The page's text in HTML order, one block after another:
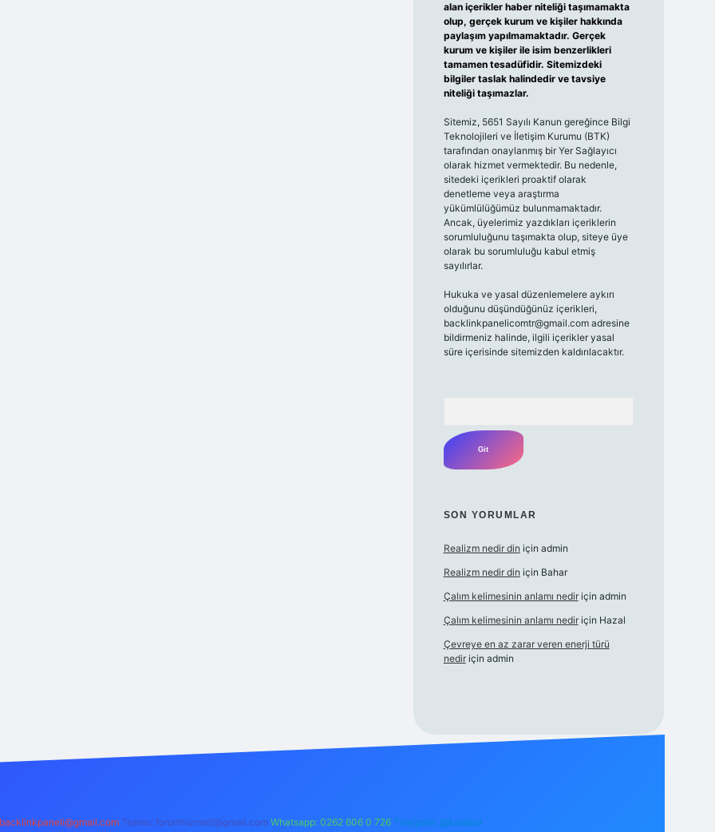
alan içerikler haber niteliği taşımamakta
olup, gerçek kurum ve kişiler hakkında
paylaşım yapılmamaktadır. Gerçek
kurum ve kişiler ile isim benzerlikleri
tamamen tesadüfidir. Sitemizdeki
bilgiler taslak halindedir ve tavsiye
niteliği taşımazlar.
Sitemiz, 5651 Sayılı Kanun gereğince Bilgi
Teknolojileri ve İletişim Kurumu (BTK)
tarafından onaylanmış bir Yer Sağlayıcı
olarak hizmet vermektedir. Bu nedenle,
sitedeki içerikleri proaktif olarak
denetleme veya araştırma
yükümlülüğümüz bulunmamaktadır.
Ancak, üyelerimiz yazdıkları içeriklerin
sorumluluğunu taşımakta olup, siteye üye
olarak bu sorumluluğu kabul etmiş
sayılırlar.
Hukuka ve yasal düzenlemelere aykırı
olduğunu düşündüğünüz içerikleri,
backlinkpanelicomtr@gmail.comadresine
bildirmeniz halinde, ilgili içerikler yasal
süre içerisinde sitemizden kaldırılacaktır.
SON YORUMLAR
Realizm nedir din için admin
Realizm nedir din için Bahar
Çalım kelimesinin anlamı nediriçin admin
Çalım kelimesinin anlamı nediriçin Hazal
Çevreye en az zarar veren enerji türü
nediriçin admin
backlinkpaneli@gmail.com Teams: forumhizmeti@gmail.com Whatsapp: 0262 606 0 726 Telegram: @karabul